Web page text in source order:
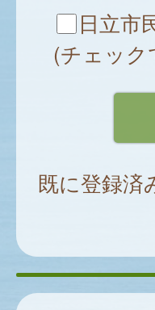
日立市
(チェッ
既に登録済